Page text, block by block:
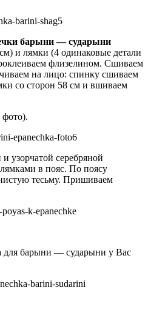
барыни — сударыни
и лямки (4 одинаковые детали
флизелином. Сшиваем
на лицо: спинку сшиваем
со сторон 58 см и вшиваем
фото).
узорчатой серебряной
в пояс. По поясу
тесьму. Пришиваем
для барыни — сударыни у Вас